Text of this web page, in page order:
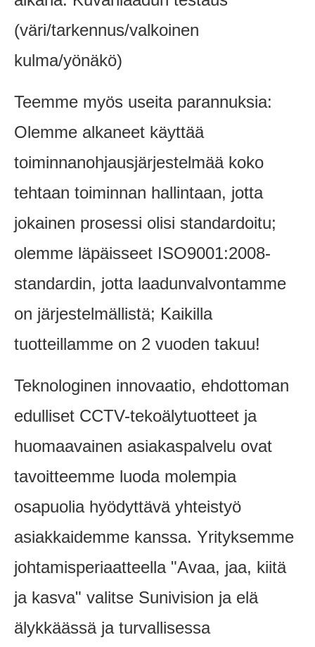
(väri/tarkennus/valkoinen
kulma/yönäkö)
Teemme myös useita parannuksia:
Olemme alkaneet käyttää
toiminnanohjausjärjestelmää koko
tehtaan toiminnan hallintaan, jotta
jokainen prosessi olisi standardoitu;
olemme läpäisseet ISO9001:2008-
standardin, jotta laadunvalvontamme
on järjestelmällistä; Kaikilla
tuotteillamme on 2 vuoden takuu!
Teknologinen innovaatio, ehdottoman
edulliset CCTV-tekoälytuotteet ja
huomaavainen asiakaspalvelu ovat
tavoitteemme luoda molempia
osapuolia hyödyttävä yhteistyö
asiakkaidemme kanssa. Yrityksemme
johtamisperiaatteella "Avaa, jaa, kiitä
ja kasva" valitse Sunivision ja elä
älykkäässä ja turvallisessa